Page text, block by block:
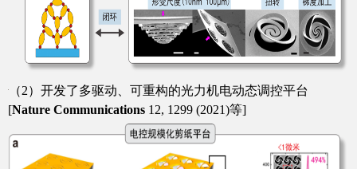
（2）开发了多驱动、可重构的光力机电动态调控平台
[Nature Communications 12, 1299 (2021)等]